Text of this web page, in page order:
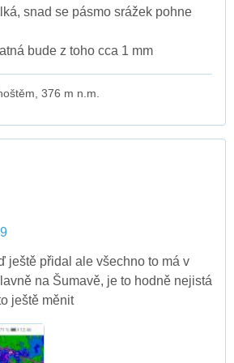
snad se pásmo srážek pohne
bude z toho cca 1 mm
376 m n.m.
ještě přidal ale všechno to má v
na Šumavě, je to hodně nejistá
ještě měnit